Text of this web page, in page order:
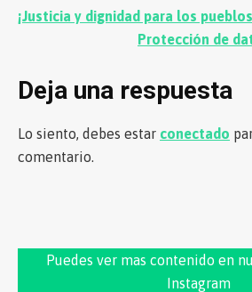
Navegación
¡Justicia y dignidad para los
Protección de
Deja una respuesta
Lo siento, debes estar conectado
comentario.
Puedes ver mas contenido en
Instagram